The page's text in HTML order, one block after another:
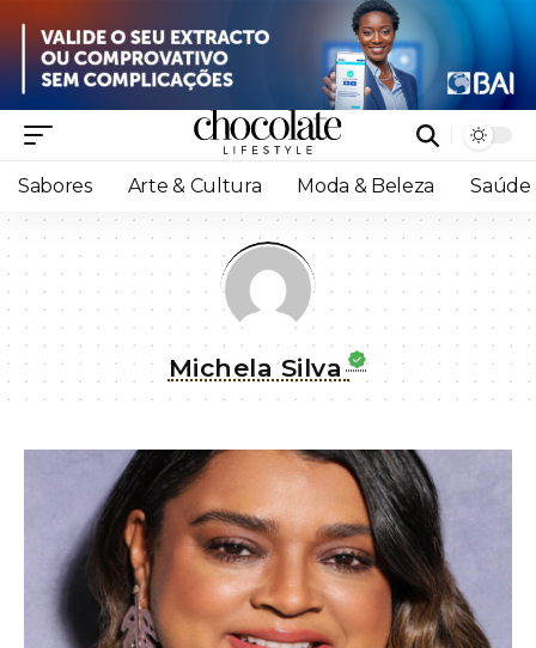
Sabores Arte & Cultura Moda & Beleza Saúde
Michela Silva